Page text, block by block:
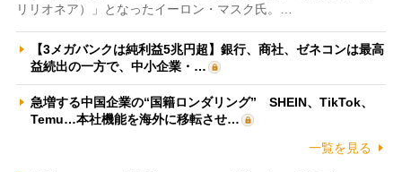
リリオネア）」となったイーロン・マスク氏。…
【3メガバンクは純利益5兆円超】銀行、商社、ゼネコンは最高
益続出の一方で、中小企業・…
急増する中国企業の“国籍ロンダリング” SHEIN、TikTok、
Temu…本社機能を海外に移転させ…
一覧を見る